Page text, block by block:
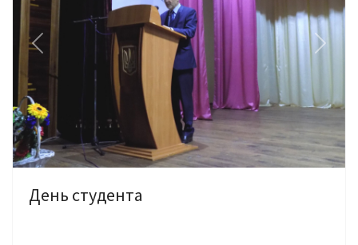
Previous Next
День студента